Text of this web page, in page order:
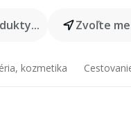
Zvoľte
kozmetika